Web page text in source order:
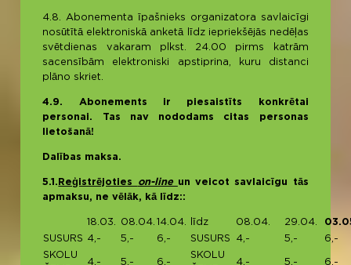
4.8. Abonementa īpašnieks organizatora savlaicīgi
nosūtītā elektroniskā anketā līdz iepriekšējās nedēļas
svētdienas vakaram plkst. 24.00 pirms katrām
sacensībām elektroniski apstiprina, kuru distanci
plāno skriet.
4.9. Abonements ir piesaistīts konkrētai
personai. Tas nav nododams citas personas
lietošanā!
Dalības maksa.
5.1. Reģistrējoties on-line un veicot savlaicīgu tās
apmaksu, ne vēlāk, kā līdz::
18.03. 08.04. 14.04. līdz 08.04. 29.04.
SUSURS
4,- 5,- 6,- SUSURS 4,- 5,-
6,-
SKOLU
4,- 5,- 6,-
SKOLU
4,- 5,- 6,-